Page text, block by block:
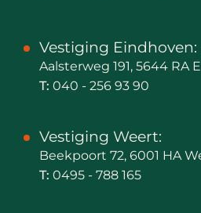
Vestiging Eindhoven:
Aalsterweg 191, 5644 RA
T: 040 - 256 93 90
Vestiging Weert:
Beekpoort 72, 6001 HA
T: 0495 - 788 165